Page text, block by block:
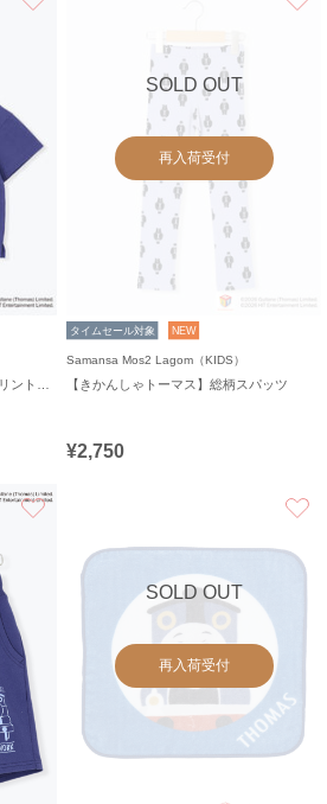
SOLD OUT
再入荷受付
タイムセール対象 NEW
Samansa Mos2 Lagom（KIDS）
【きかんしゃトーマス】総柄スパッツ
¥2,750
SOLD OUT
再入荷受付